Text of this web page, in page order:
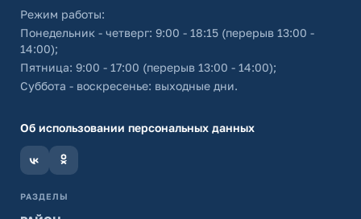
Режим работы:
Понедельник - четверг: 9:00 - 18:15 (перерыв 13:00 -
14:00);
Пятница: 9:00 - 17:00 (перерыв 13:00 - 14:00);
Суббота - воскресенье: выходные дни.
Об использовании персональных данных
РАЗДЕЛЫ